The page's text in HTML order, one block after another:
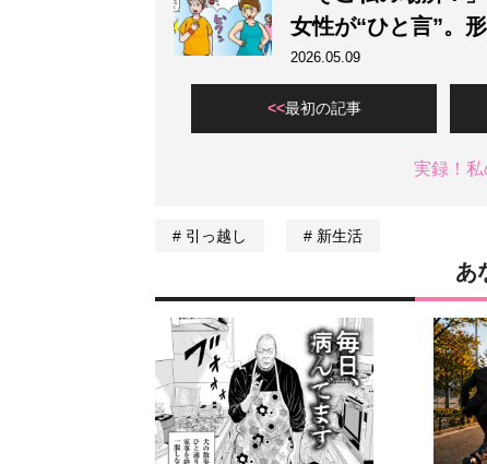
女性が“ひと言”。
2026.05.09
最初の記事
実録！
引っ越し 新生活
あ